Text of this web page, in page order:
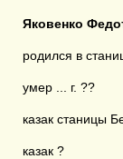
Яковенко
родился в
умер ... г. ??
казак станицы
казак ?